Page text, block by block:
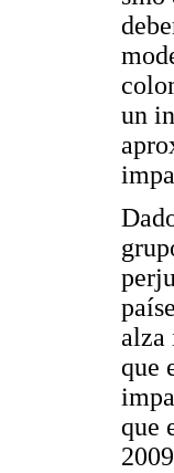
un
alza
que
que